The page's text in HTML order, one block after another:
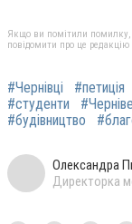
Якщо ви помітили помилку,
повідомити про це редакцію
#Чернівці #петиція
#студенти
#будівництво
Олександра
Директорка